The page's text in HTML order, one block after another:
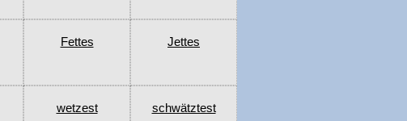
Fettes Jettes
wetzest schwätztest